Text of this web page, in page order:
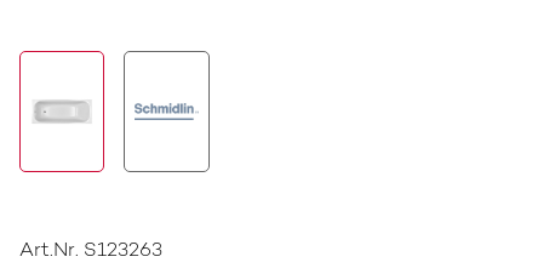
Art.Nr. S123263